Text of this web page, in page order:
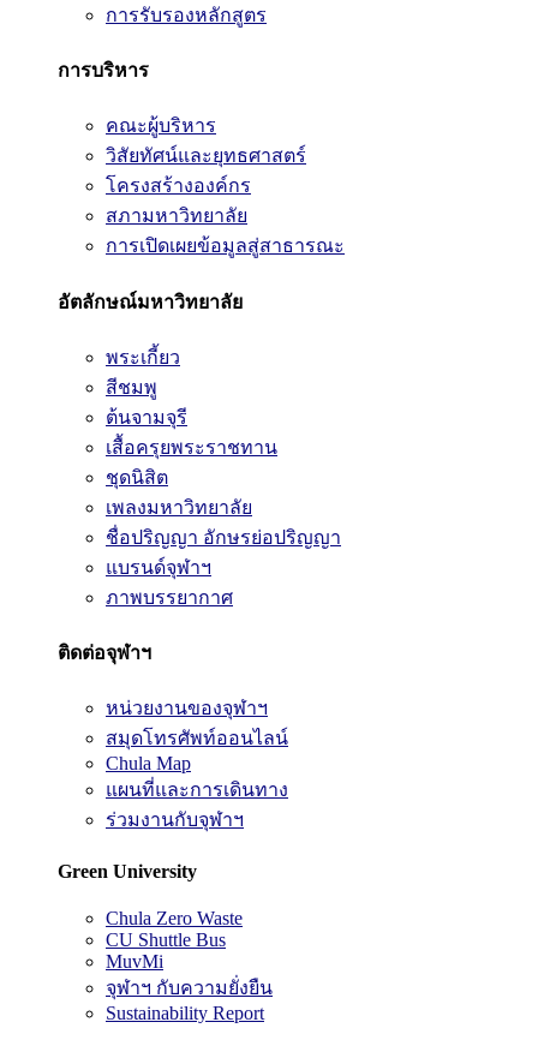
การรับรองหลักสูตร
การบริหาร
คณะผู้บริหาร
วิสัยทัศน์และยุทธศาสตร์
โครงสร้างองค์กร
สภามหาวิทยาลัย
การเปิดเผยข้อมูลสู่สาธารณะ
อัตลักษณ์มหาวิทยาลัย
พระเกี้ยว
สีชมพู
ต้นจามจุรี
เสื้อครุยพระราชทาน
ชุดนิสิต
เพลงมหาวิทยาลัย
ชื่อปริญญา อักษรย่อปริญญา
แบรนด์จุฬาฯ
ภาพบรรยากาศ
ติดต่อจุฬาฯ
หน่วยงานของจุฬาฯ
สมุดโทรศัพท์ออนไลน์
Chula Map
แผนที่และการเดินทาง
ร่วมงานกับจุฬาฯ
Green University
Chula Zero Waste
CU Shuttle Bus
MuvMi
จุฬาฯ กับความยั่งยืน
Sustainability Report